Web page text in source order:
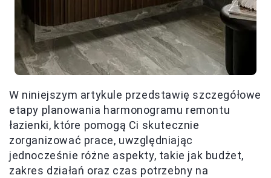
W niniejszym artykule przedstawię szczegółowe
etapy planowania harmonogramu remontu
łazienki, które pomogą Ci skutecznie
zorganizować prace, uwzględniając
jednocześnie różne aspekty, takie jak budżet,
zakres działań oraz czas potrzebny na